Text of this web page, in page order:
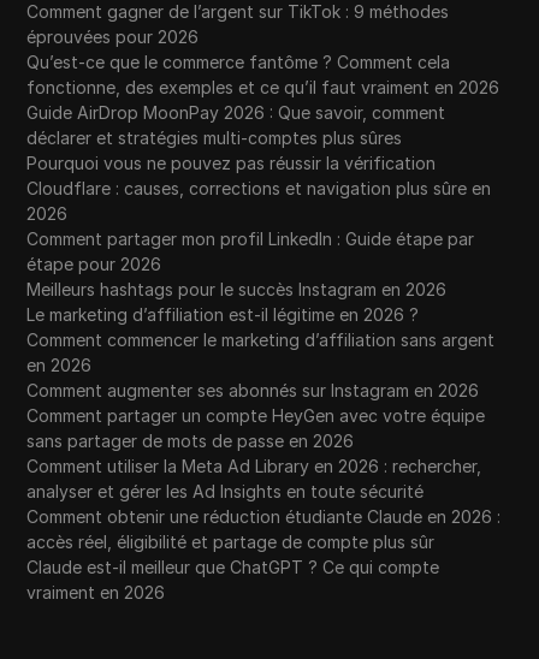
Comment gagner de l’argent sur TikTok : 9 méthodes
éprouvées pour 2026
Qu’est-ce que le commerce fantôme ? Comment cela
fonctionne, des exemples et ce qu’il faut vraiment en 2026
Guide AirDrop MoonPay 2026 : Que savoir, comment
déclarer et stratégies multi-comptes plus sûres
Pourquoi vous ne pouvez pas réussir la vérification
Cloudflare : causes, corrections et navigation plus sûre en
2026
Comment partager mon profil LinkedIn : Guide étape par
étape pour 2026
Meilleurs hashtags pour le succès Instagram en 2026
Le marketing d’affiliation est-il légitime en 2026 ?
Comment commencer le marketing d’affiliation sans argent
en 2026
Comment augmenter ses abonnés sur Instagram en 2026
Comment partager un compte HeyGen avec votre équipe
sans partager de mots de passe en 2026
Comment utiliser la Meta Ad Library en 2026 : rechercher,
analyser et gérer les Ad Insights en toute sécurité
Comment obtenir une réduction étudiante Claude en 2026 :
accès réel, éligibilité et partage de compte plus sûr
Claude est-il meilleur que ChatGPT ? Ce qui compte
vraiment en 2026